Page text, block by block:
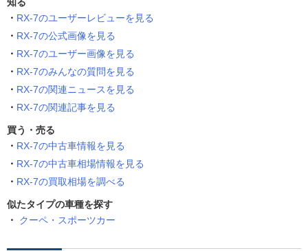
RX-7のユーザーレビューを見る
RX-7の公式画像を見る
RX-7のユーザー画像を見る
RX-7のみんなの質問を見る
RX-7の関連ニュースを見る
RX-7の関連記事を見る
買う・売る
RX-7の中古車情報を見る
RX-7の中古車相場情報を見る
RX-7の買取相場を調べる
似たタイプの車種を探す
クーペ・スポーツカー